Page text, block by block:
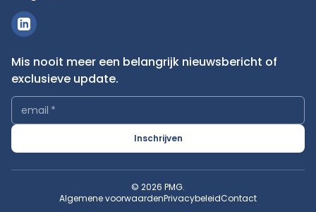
Mis nooit meer een belangrijk nieuwsbericht of
exclusieve update.
email *
Inschrijven
© 2026 PMG.
Algemene voorwaardenPrivacybeleidContact